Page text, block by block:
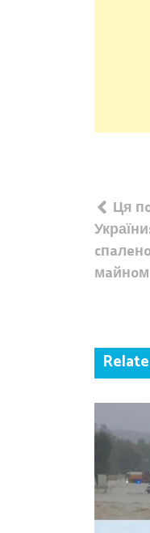
Ця